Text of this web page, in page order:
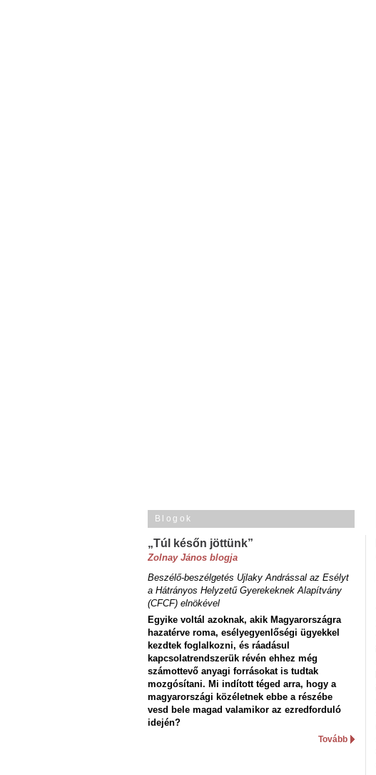
Blogok
„Túl későn jöttünk”
Zolnay János blogja
Beszélő-beszélgetés Ujlaky Andrással az Esélyt
a Hátrányos Helyzetű Gyerekeknek Alapítvány
(CFCF) elnökével
Egyike voltál azoknak, akik Magyarországra
hazatérve roma, esélyegyenlőségi ügyekkel
kezdtek foglalkozni, és ráadásul
kapcsolatrendszerük révén ehhez még
számottevő anyagi forrásokat is tudtak
mozgósítani. Mi indított téged arra, hogy a
magyarországi közéletnek ebbe a részébe
vesd bele magad valamikor az ezredforduló
idején?
Tovább